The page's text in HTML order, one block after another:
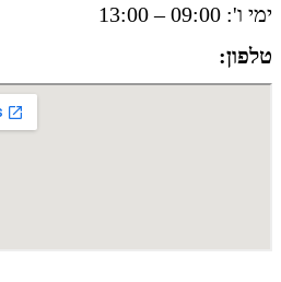
ימי ו': 09:00 – 13:00
טלפון: